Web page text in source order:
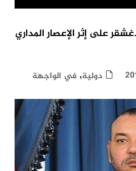
على إثر الإعصار المداري
دولية, في الواجهة